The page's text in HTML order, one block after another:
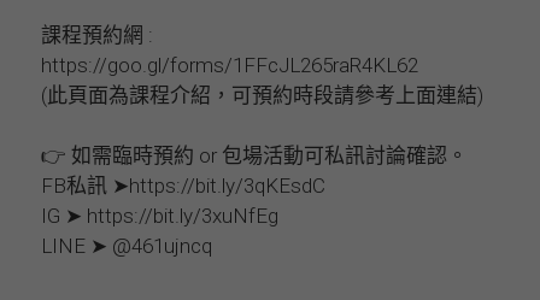
課程預約網 :
https://goo.gl/forms/1FFcJL265raR4KL62
(此頁面為課程介紹，可預約時段請參考上面連結)
👉 如需臨時預約 or 包場活動可私訊討論確認。
FB私訊 ➤https://bit.ly/3qKEsdC
IG ➤ https://bit.ly/3xuNfEg
LINE ➤ @461ujncq